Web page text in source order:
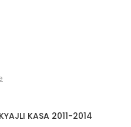
KASA 2011-2014